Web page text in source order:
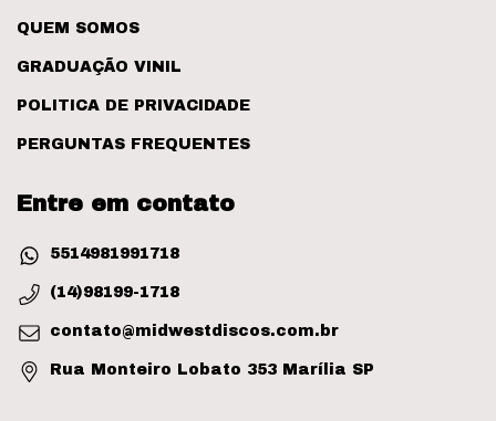
QUEM SOMOS
GRADUAÇÃO VINIL
POLITICA DE PRIVACIDADE
PERGUNTAS FREQUENTES
Entre em contato
5514981991718
(14)98199-1718
contato@midwestdiscos.com.br
Rua Monteiro Lobato 353 Marília SP